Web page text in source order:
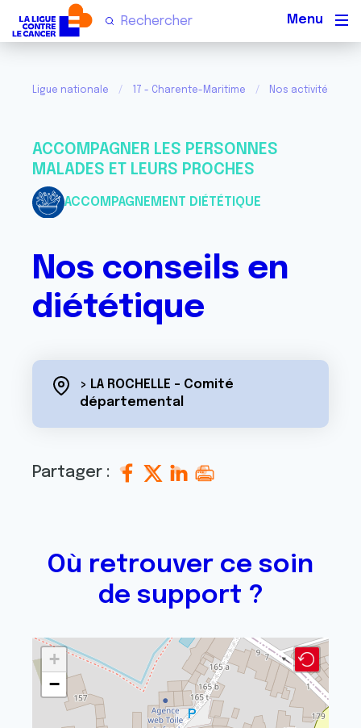
Ligue nationale 17 - Charente-Maritime Nos activités
ACCOMPAGNER LES PERSONNES
MALADES ET LEURS PROCHES
ACCOMPAGNEMENT DIÉTÉTIQUE
Nos conseils en
diététique
> LA ROCHELLE - Comité
départemental
Partager :
Où retrouver ce soin
de support ?
+
−